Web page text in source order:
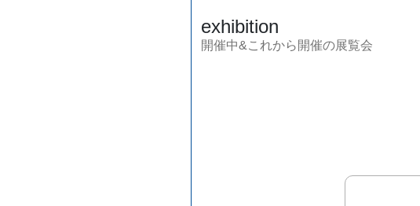
exhibition
開催中&これから開催の展覧会